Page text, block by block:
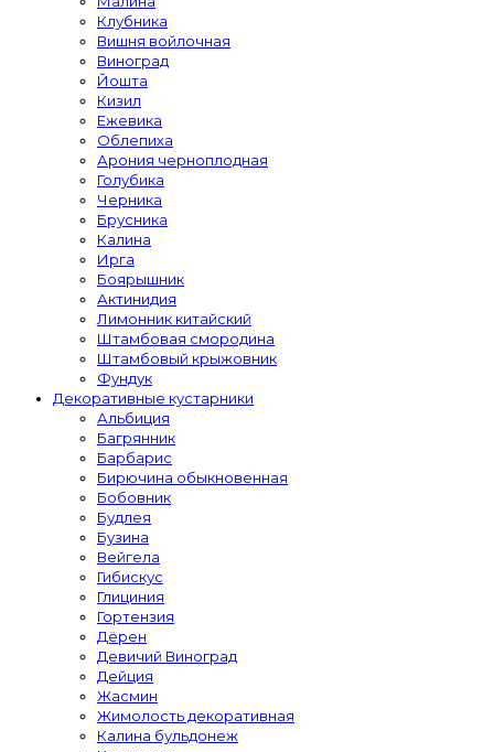
Клубника
Вишня войлочная
Виноград
Йошта
Кизил
Ежевика
Облепиха
Арония черноплодная
Голубика
Черника
Брусника
Калина
Ирга
Боярышник
Актинидия
Лимонник китайский
Штамбовая смородина
Штамбовый крыжовник
Фундук
Декоративные кустарники
Альбиция
Багрянник
Барбарис
Бирючина обыкновенная
Бобовник
Будлея
Бузина
Вейгела
Гибискус
Глициния
Гортензия
Дёрен
Девичий Виноград
Дейция
Жасмин
Жимолость декоративная
Калина бульдонеж